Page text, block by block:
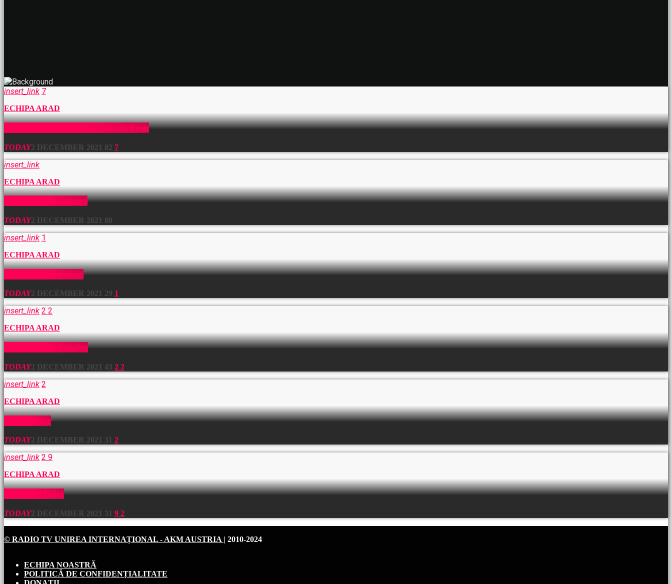
insert_link 7
ECHIPA ARAD
Noemy Gabri Szentesi si Antonio Rusu
TODAY2 DECEMBER 2021 82 7
insert_link
ECHIPA ARAD
Elena si Silviu Szentesi
TODAY2 DECEMBER 2021 80
insert_link 1
ECHIPA ARAD
Constantin Avadanei
TODAY2 DECEMBER 2021 29 1
insert_link 2 2
ECHIPA ARAD
Florica Ranta Cândea
TODAY2 DECEMBER 2021 43 2 2
insert_link 2
ECHIPA ARAD
Ioana Nistor
TODAY2 DECEMBER 2021 31 2
insert_link 2 9
ECHIPA ARAD
Carina A. Baba
TODAY2 DECEMBER 2021 31 9 2
© RADIO TV UNIREA INTERNAȚIONAL - AKM AUSTRIA | 2010-2024
ECHIPA NOASTRĂ
POLITICĂ DE CONFIDENȚIALITATE